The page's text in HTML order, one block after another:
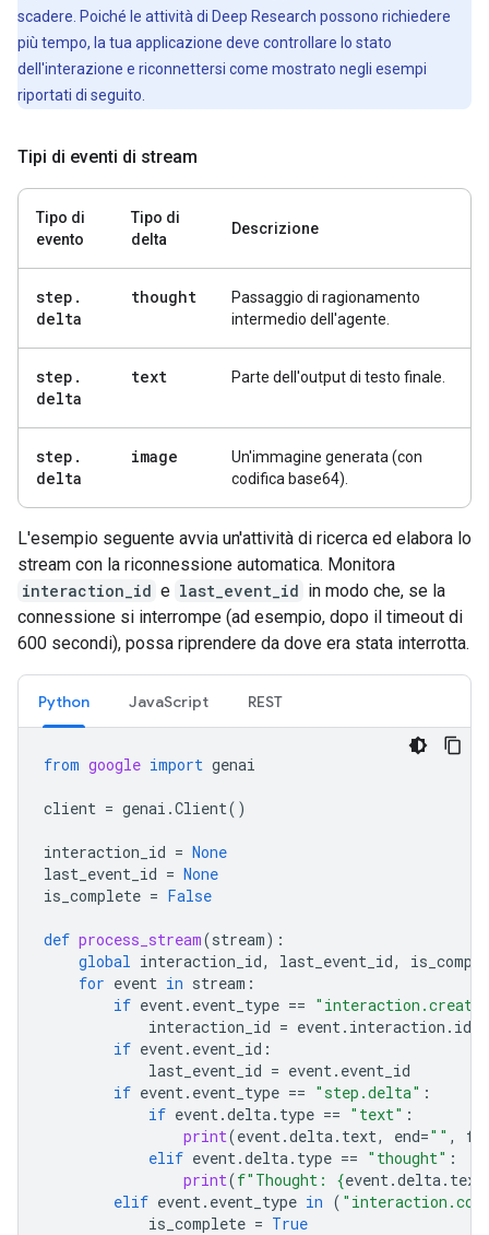
scadere. Poiché le attività di Deep Research possono richiedere
più tempo, la tua applicazione deve controllare lo stato
dell'interazione e riconnettersi come mostrato negli esempi
riportati di seguito.
Tipi di eventi di stream
Tipo di
evento
Tipo di
delta
Descrizione
step .
delta
thought
Passaggio di ragionamento
intermedio dell'agente.
step .
delta
text Parte dell'output di testo finale.
step .
delta
image
Un'immagine generata (con
codifica base64).
L'esempio seguente avvia un'attività di ricerca ed elabora lo
stream con la riconnessione automatica. Monitora
interaction_id e last_event_id in modo che, se la
connessione si interrompe (ad esempio, dopo il timeout di
600 secondi), possa riprendere da dove era stata interrotta.
Python JavaScript REST
from google import genai
client = genai .Client()
interaction_id = None
last_event_id = None
is_complete = False
def process_stream(stream):
global interaction_id, last_event_id,
for event in stream :
if event. event_type ==
interaction_id = event. interaction . id
if event. event_id :
last_event_id = event. event_id
if event. event_type == "step.delta" :
if event.delta. type == "text" :
print(event.delta. text, end="" ,
elif event.delta. type == "thought" :
print(f"Thought: {event.delta. text
elif event. event_type in (
is_complete = True